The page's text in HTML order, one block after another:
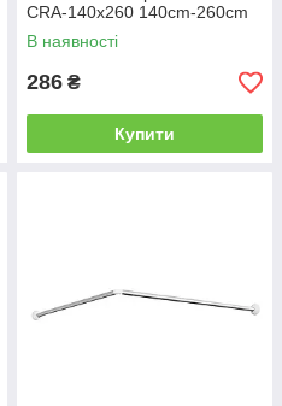
CRA-140x260 140cm-260cm
(алюміній) (ZX4999)
В наявності
286 ₴
Купити